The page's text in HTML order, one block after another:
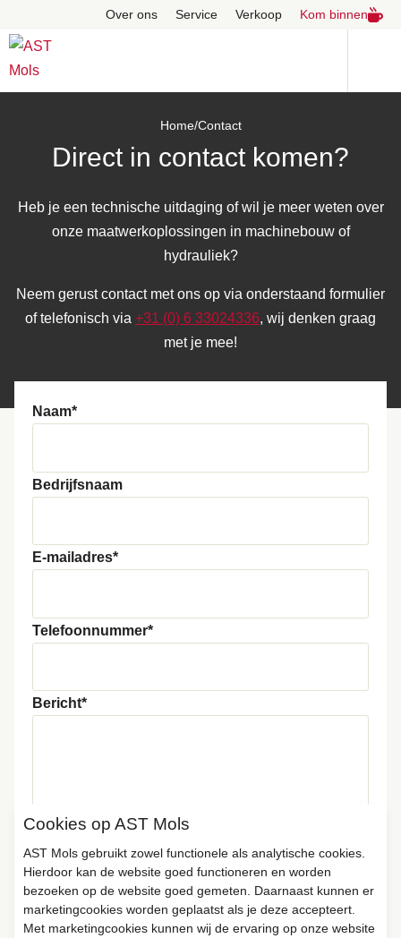
Over ons Service Verkoop Kom binnen
Home/Contact
Direct in contact komen?
Heb je een technische uitdaging of wil je meer weten over
onze maatwerkoplossingen in machinebouw of
hydrauliek?
Neem gerust contact met ons op via onderstaand formulier
of telefonisch via +31 (0) 6 33024336, wij denken graag
met je mee!
Naam*
Bedrijfsnaam
E-mailadres*
Telefoonnummer*
Bericht*
Cookies op AST Mols
AST Mols gebruikt zowel functionele als analytische cookies.
Hierdoor kan de website goed functioneren en worden
bezoeken op de website goed gemeten. Daarnaast kunnen er
marketingcookies worden geplaatst als je deze accepteert.
Met marketingcookies kunnen wij de ervaring op onze website